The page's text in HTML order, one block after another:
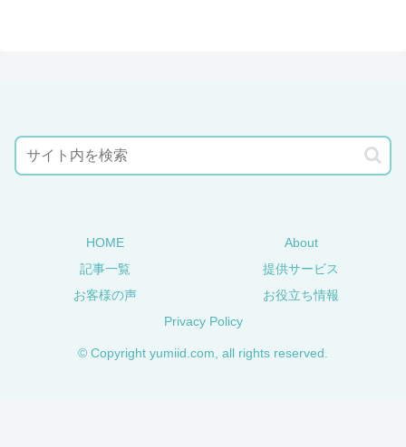
HOME
About
記事一覧
提供サービス
お客様の声
お役立ち情報
Privacy Policy
© Copyright yumiid.com, all rights reserved.